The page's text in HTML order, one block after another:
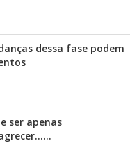
dessa fase podem
ser apenas